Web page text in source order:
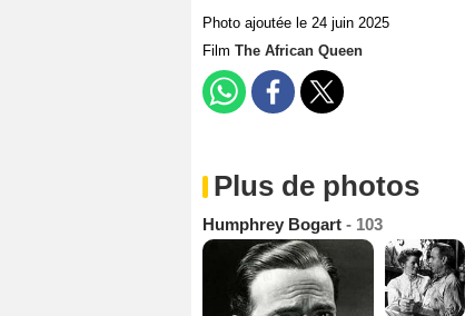
Photo ajoutée le 24 juin 2025
Film The African Queen
Plus de photos
Humphrey Bogart - 103